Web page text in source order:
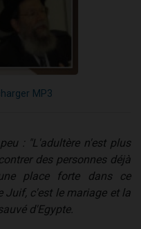
MP3
: "L'adultère n'est plus
des personnes déjà
place forte dans ce
Juif, c'est le mariage et la
d'Egypte.